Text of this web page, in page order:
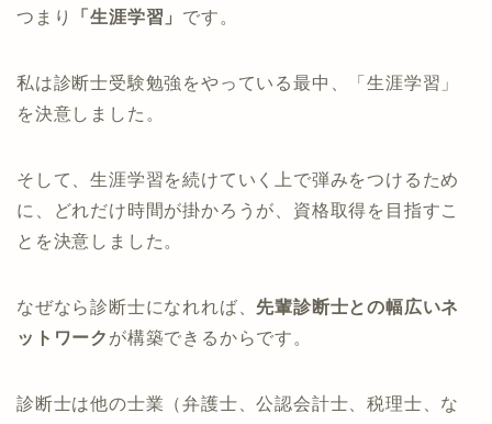
つまり 「生涯学習」 です。
私は診断士受験勉強をやっている最中、「生涯学習」
を決意しました。
そして、生涯学習を続けていく上で弾みをつけるため
に、どれだけ時間が掛かろうが、資格取得を目指すこ
とを決意しました。
なぜなら診断士になれれば、 先輩診断士との幅広いネ
ットワーク が構築できるからです。
診断士は他の士業（弁護士、公認会計士、税理士、な